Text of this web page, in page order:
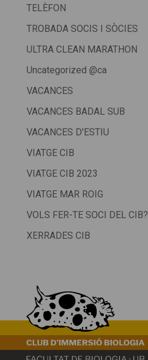
TELÈFON
TROBADA SOCIS I SÒCIES
ULTRA CLEAN MARATHON
Uncategorized @ca
VACANCES
VACANCES BADAL SUB
VACANCES D'ESTIU
VIATGE CIB
VIATGE CIB 2023
VIATGE MAR ROIG
VOLS FER-TE SOCI DEL CIB?
XERRADES CIB